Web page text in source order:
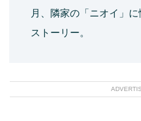
月、隣家の「ニオイ」
ストーリー。